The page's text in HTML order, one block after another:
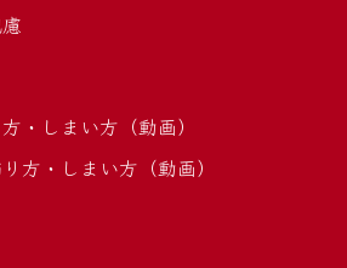
・しまい方（動画）
方・しまい方（動画）